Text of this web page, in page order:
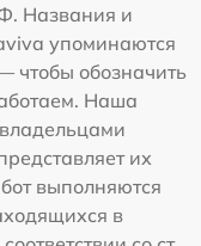
Названия и
упоминаются
чтобы обозначить
Наша
их
выполняются
в